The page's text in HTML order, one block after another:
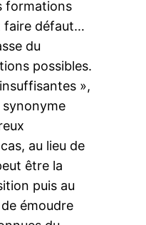
formations
faire défaut…
du
possibles.
»,
synonyme
au lieu de
être la
puis au
émoudre